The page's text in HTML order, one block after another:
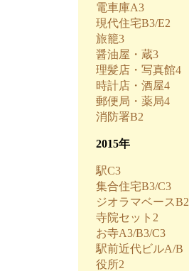
電車庫A3
現代住宅B3/E2
旅籠3
醤油屋・蔵3
理髪店・写真館4
時計店・酒屋4
郵便局・薬局4
消防署B2
2015年
駅C3
集合住宅B3/C3
ジオラマベースB2
寺院セット2
お寺A3/B3/C3
駅前近代ビルA/B
役所2